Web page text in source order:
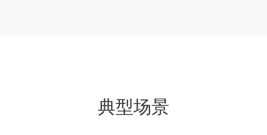
典型场景